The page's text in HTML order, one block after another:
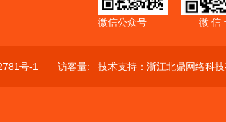
微信公众号 微 信
号-1 访客量: 技术支持： 浙江北鼎网络科技